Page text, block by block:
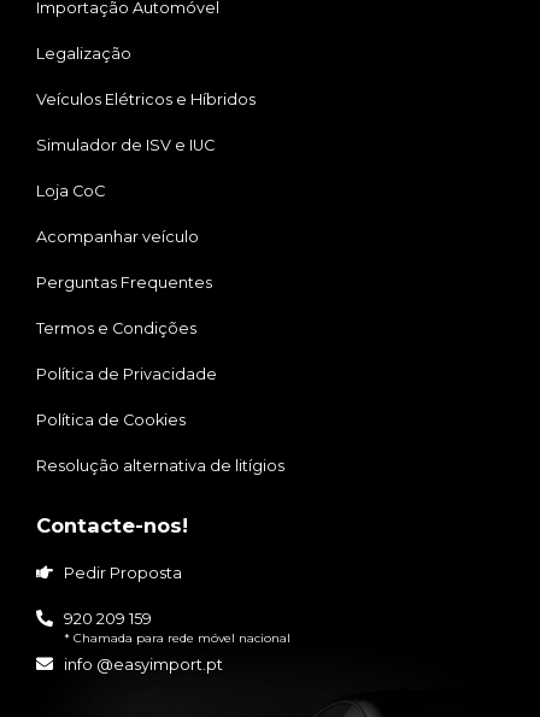
Importação Automóvel
Legalização
Veículos Elétricos e Híbridos
Simulador de ISV e IUC
Loja CoC
Acompanhar veículo
Perguntas Frequentes
Termos e Condições
Política de Privacidade
Política de Cookies
Resolução alternativa de litígios
Contacte-nos!
Pedir Proposta
920 209 159
* Chamada para rede móvel nacional
info @easyimport.pt